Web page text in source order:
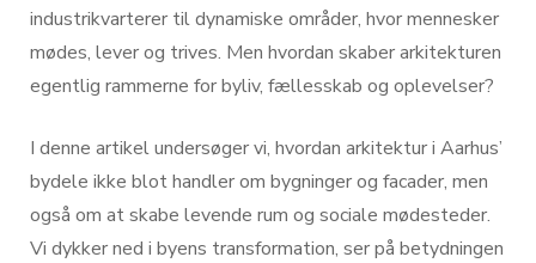
industrikvarterer til dynamiske områder, hvor mennesker
mødes, lever og trives. Men hvordan skaber arkitekturen
egentlig rammerne for byliv, fællesskab og oplevelser?
I denne artikel undersøger vi, hvordan arkitektur i Aarhus’
bydele ikke blot handler om bygninger og facader, men
også om at skabe levende rum og sociale mødesteder.
Vi dykker ned i byens transformation, ser på betydningen